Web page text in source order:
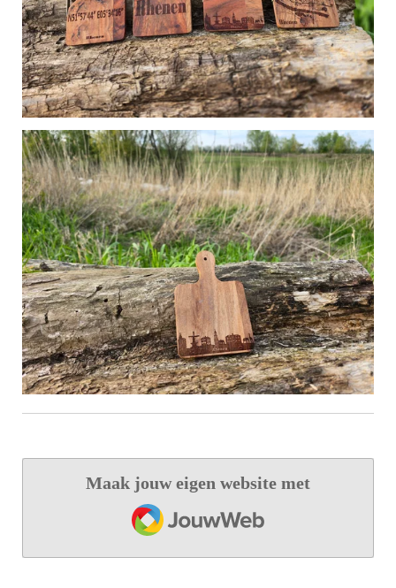
Maak jouw eigen website met
JouwWeb